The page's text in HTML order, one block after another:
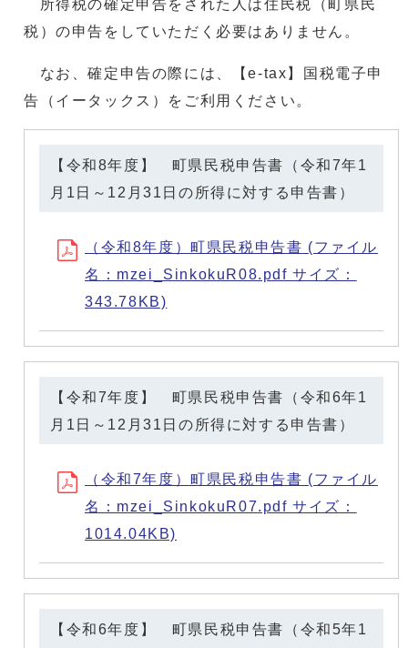
所得税の確定申告をされた人は住民税（町県民
税）の申告をしていただく必要はありません。
なお、確定申告の際には、【e-tax】国税電子申
告（イータックス）をご利用ください。
【令和8年度】 町県民税申告書（令和7年1
月1日～12月31日の所得に対する申告書）
（令和8年度）町県民税申告書 (ファイル
名：mzei_SinkokuR08.pdf サイズ：
343.78KB)
【令和7年度】 町県民税申告書（令和6年1
月1日～12月31日の所得に対する申告書）
（令和7年度）町県民税申告書 (ファイル
名：mzei_SinkokuR07.pdf サイズ：
1014.04KB)
【令和6年度】 町県民税申告書（令和5年1